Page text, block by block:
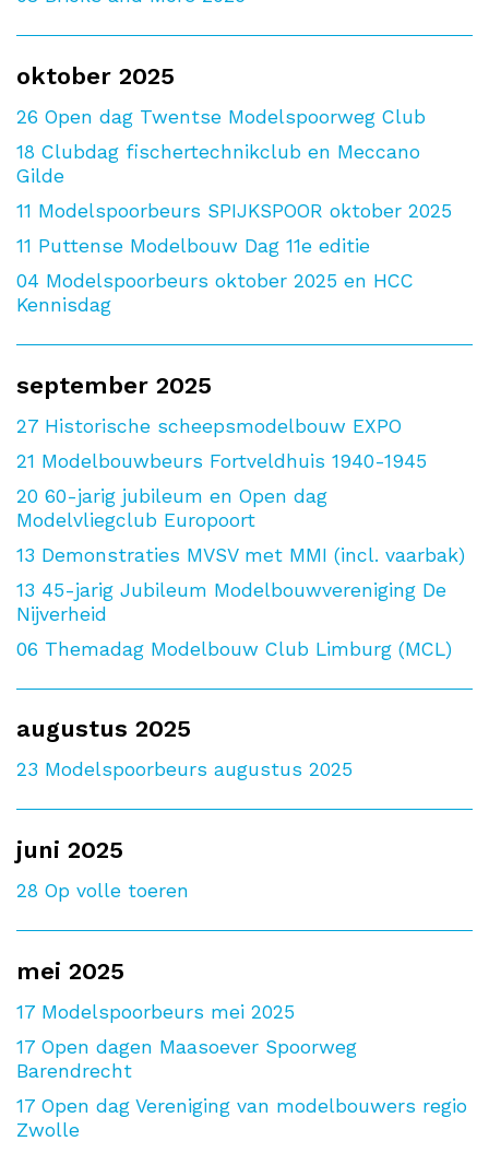
oktober 2025
26 Open dag Twentse Modelspoorweg Club
18 Clubdag fischertechnikclub en Meccano
Gilde
11 Modelspoorbeurs SPIJKSPOOR oktober 2025
11 Puttense Modelbouw Dag 11e editie
04 Modelspoorbeurs oktober 2025 en HCC
Kennisdag
september 2025
27 Historische scheepsmodelbouw EXPO
21 Modelbouwbeurs Fortveldhuis 1940-1945
20 60-jarig jubileum en Open dag
Modelvliegclub Europoort
13 Demonstraties MVSV met MMI (incl. vaarbak)
13 45-jarig Jubileum Modelbouwvereniging De
Nijverheid
06 Themadag Modelbouw Club Limburg (MCL)
augustus 2025
23 Modelspoorbeurs augustus 2025
juni 2025
28 Op volle toeren
mei 2025
17 Modelspoorbeurs mei 2025
17 Open dagen Maasoever Spoorweg
Barendrecht
17 Open dag Vereniging van modelbouwers regio
Zwolle